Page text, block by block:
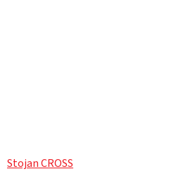
Stojan CROSS